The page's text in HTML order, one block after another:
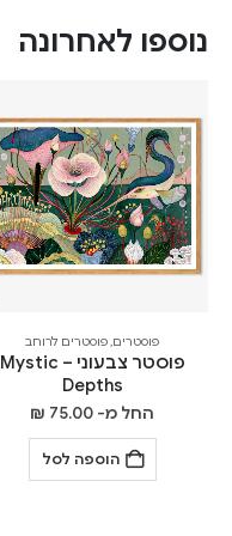
נוספו לאחרונה
פוסטרים,פוסטרים לרוחב
פוסטר צבעוני – Mystic
Depths
החל מ- ₪ 75.00
הוספה לסל